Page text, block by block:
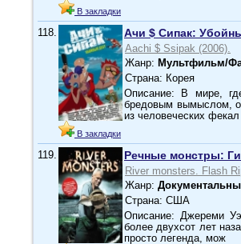
В закладки
118.
В закладки
Ачи $ Сипак:
Aachi $ Ssipak (2006).
Жанр: Мультфильм/
Страна: Корея
Описание: В мире,
бредовым вымыслом,
из человеческих фекал
119. Речные монстры:
River monsters. Flash
Жанр:
Страна: США
Описание: Джереми
более двухсот лет
просто легенда, мож